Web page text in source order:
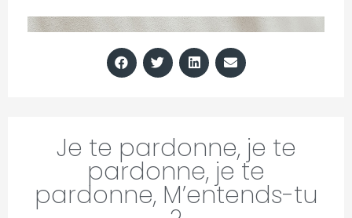
Je te pardonne, je te
pardonne, je te
pardonne, M’entends-tu